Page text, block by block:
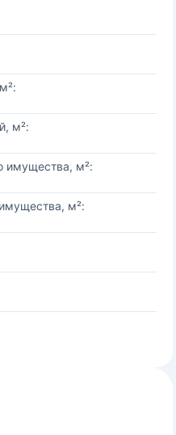
м²:
имущества, м²:
м²: